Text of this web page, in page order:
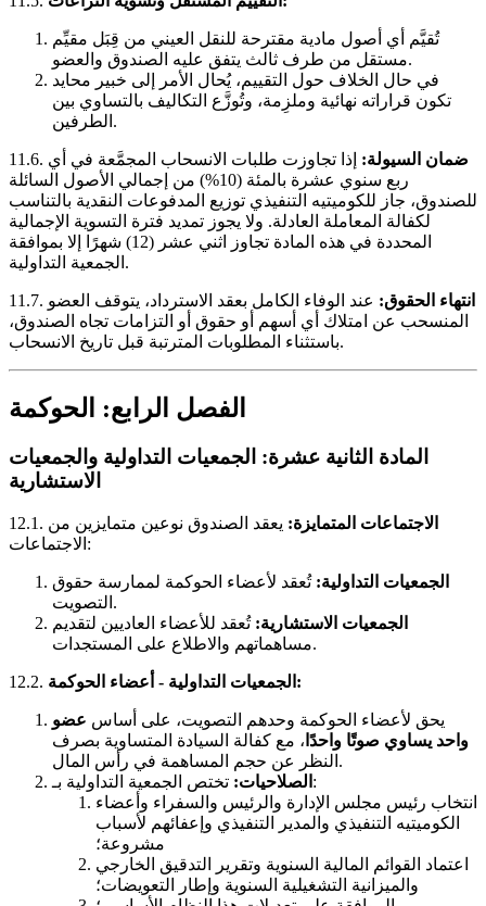
تُقيَّم أي أصول مادية مقترحة للنقل العيني من قِبَل مقيِّم
مستقل من طرف ثالث يتفق عليه الصندوق والعضو.
في حال الخلاف حول التقييم، يُحال الأمر إلى خبير محايد
تكون قراراته نهائية وملزِمة، وتُوزَّع التكاليف بالتساوي بين
الطرفين.
11.6. ضمان السيولة: إذا تجاوزت طلبات الانسحاب المجمَّعة في أي
ربع سنوي عشرة بالمئة (10%) من إجمالي الأصول السائلة
للصندوق، جاز للكوميتيه التنفيذي توزيع المدفوعات النقدية بالتناسب
لكفالة المعاملة العادلة. ولا يجوز تمديد فترة التسوية الإجمالية
المحددة في هذه المادة تجاوز اثني عشر (12) شهرًا إلا بموافقة
الجمعية التداولية.
11.7. انتهاء الحقوق: عند الوفاء الكامل بعقد الاسترداد، يتوقف العضو
المنسحب عن امتلاك أي أسهم أو حقوق أو التزامات تجاه الصندوق،
باستثناء المطلوبات المترتبة قبل تاريخ الانسحاب.
الفصل الرابع: الحوكمة
المادة الثانية عشرة: الجمعيات التداولية والجمعيات
الاستشارية
12.1. الاجتماعات المتمايزة: يعقد الصندوق نوعين متمايزين من
الاجتماعات:
الجمعيات التداولية: تُعقد لأعضاء الحوكمة لممارسة حقوق
التصويت.
الجمعيات الاستشارية: تُعقد للأعضاء العاديين لتقديم
مساهماتهم والاطلاع على المستجدات.
12.2. الجمعيات التداولية - أعضاء الحوكمة:
يحق لأعضاء الحوكمة وحدهم التصويت، على أساس عضو
واحد يساوي صوتًا واحدًا ، مع كفالة السيادة المتساوية بصرف
النظر عن حجم المساهمة في رأس المال.
الصلاحيات: تختص الجمعية التداولية بـ:
انتخاب رئيس مجلس الإدارة والرئيس والسفراء وأعضاء
الكوميتيه التنفيذي والمدير التنفيذي وإعفائهم لأسباب
مشروعة؛
اعتماد القوائم المالية السنوية وتقرير التدقيق الخارجي
والميزانية التشغيلية السنوية وإطار التعويضات؛